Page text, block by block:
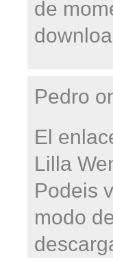
de
Pedro
El
Lilla
Podeis
modo